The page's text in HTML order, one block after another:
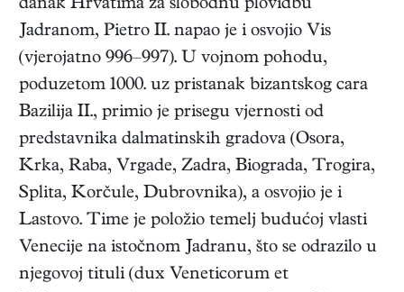
danak Hrvatima za slobodnu plovidbu
Jadranom, Pietro II. napao je i osvojio Vis
(vjerojatno 996–997). U vojnom pohodu,
poduzetom 1000. uz pristanak bizantskog cara
Bazilija II., primio je prisegu vjernosti od
predstavnika dalmatinskih gradova (Osora,
Krka, Raba, Vrgade, Zadra, Biograda, Trogira,
Splita, Korčule, Dubrovnika), a osvojio je i
Lastovo. Time je položio temelj budućoj vlasti
Venecije na istočnom Jadranu, što se odrazilo u
njegovoj tituli (dux Veneticorum et